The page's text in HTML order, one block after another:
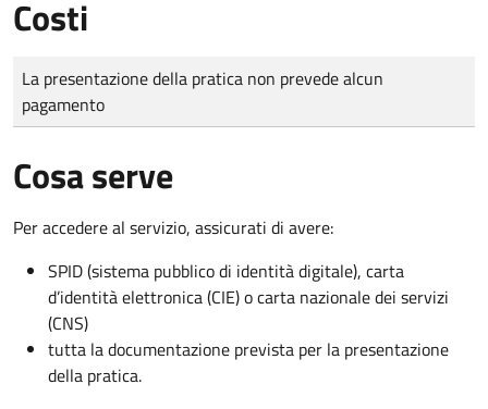
Costi
Tipo di pagamento
Importo
La presentazione della pratica non prevede alcun
pagamento
Cosa serve
Per accedere al servizio, assicurati di avere:
SPID (sistema pubblico di identità digitale), carta
d’identità elettronica (CIE) o carta nazionale dei servizi
(CNS)
tutta la documentazione prevista per la presentazione
della pratica.